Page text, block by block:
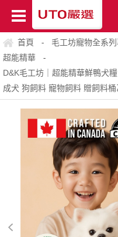
首頁 - 毛工坊寵物全系
超能精華 -
D&K毛工坊｜超能精華鮮鴨犬
成犬 狗飼料 寵物飼料 贈飼料桶